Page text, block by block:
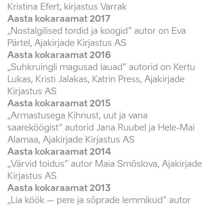
Kristina Efert, kirjastus Varrak
Aasta kokaraamat 2017
„Nostalgilised tordid ja koogid” autor on Eva
Pärtel, Ajakirjade Kirjastus AS
Aasta kokaraamat 2016
„Suhkruingli magusad lauad” autorid on Kertu
Lukas, Kristi Jalakas, Katrin Press, Ajakirjade
Kirjastus AS
Aasta kokaraamat 2015
„Armastusega Kihnust, uut ja vana
saareköögist” autorid Jana Ruubel ja Hele-Mai
Alamaa, Ajakirjade Kirjastus AS
Aasta kokaraamat 2014
„Värvid toidus” autor Maia Smõslova, Ajakirjade
Kirjastus AS
Aasta kokaraamat 2013
„Lia köök – pere ja sõprade lemmikud” autor